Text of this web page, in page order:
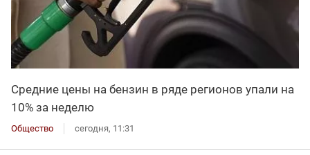
Средние цены на бензин в ряде регионов упали на
10% за неделю
Общество сегодня, 11:31